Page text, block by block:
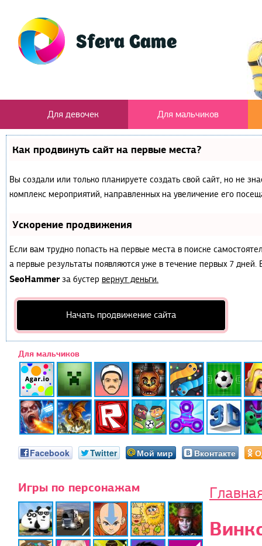
Для девочек Для мальчиков
Как продвинуть сайт на первые места?
Вы создали или только планируете создать свой сайт, но не
комплекс мероприятий, направленных на увеличение его
Ускорение продвижения
Если вам трудно попасть на первые места в поиске
а первые результаты появляются уже в течение первых 7
SeoHammerза бустер вернут деньги.
Начать продвижение сайта
Для мальчиков
Facebook Twitter Мой мир Вконтакте
Игры по персонажам